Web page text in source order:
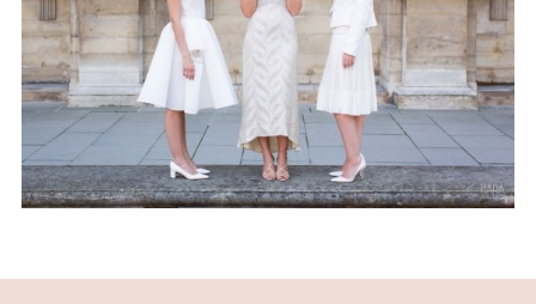
Images de Marque – Le
Printemps – Paris (75)